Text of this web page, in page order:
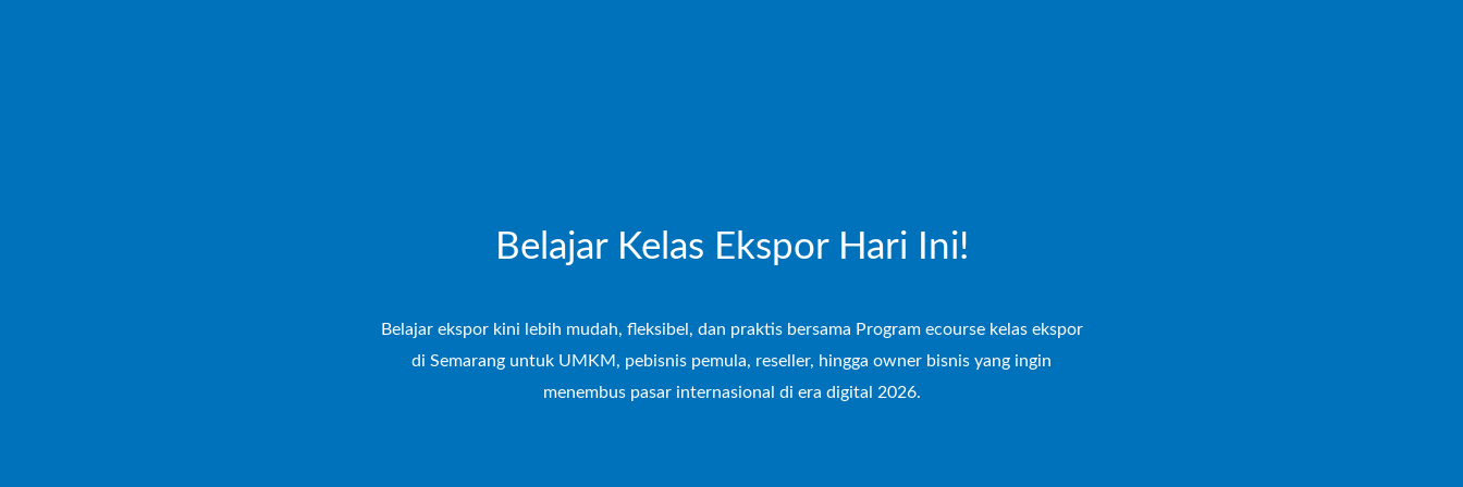
Belajar Kelas Ekspor Hari Ini!
Belajar ekspor kini lebih mudah, fleksibel, dan praktis bersama Program ecourse kelas ekspor
di Semarang untuk UMKM, pebisnis pemula, reseller, hingga owner bisnis yang ingin
menembus pasar internasional di era digital 2026.